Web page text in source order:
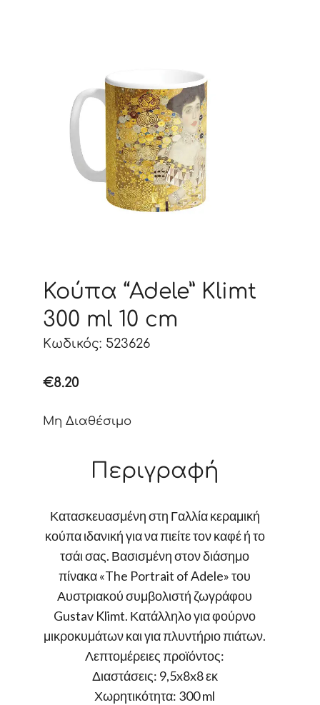
Κούπα “Adele” Klimt
300 ml 10 cm
Κωδικός: 523626
€8.20
Μη Διαθέσιμο
Περιγραφή
Κατασκευασμένη στη Γαλλία κεραμική
κούπα ιδανική για να πιείτε τον καφέ ή το
τσάι σας. Βασισμένη στον διάσημο
πίνακα «The Portrait of Adele» του
Αυστριακού συμβολιστή ζωγράφου
Gustav Klimt. Κατάλληλο για φούρνο
μικροκυμάτων και για πλυντήριο πιάτων.
Λεπτομέρειες προϊόντος:
Διαστάσεις: 9,5x8x8 εκ
Χωρητικότητα: 300 ml